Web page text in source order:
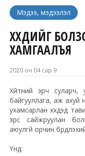
Мэдээ, мэдээлэл
ХҮҮХДИЙГ
ХАМГААЛЪЯ
2020 он 04 сар 9
Хүйтний эрч
байгууллага, аж ахуй
ухамсарлан хүүхдэд
эрс сайжруулан
аюулгүй орчин
Үүнд: